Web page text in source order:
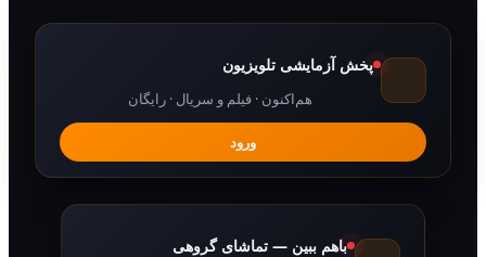
پخش آزمایشی تلویزیون
هم‌اکنون · فیلم و سریال · رایگان
باهم ببین — تماشای گروهی